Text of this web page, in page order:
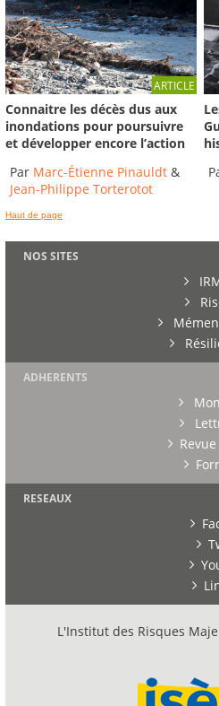
ARTICLE
Connaitre les décès dus aux
inondations pour poursuivre
et développer encore l’action
Par Marc-Étienne Pinauldt &
Jean-Philippe Torterotot
Haut de page
NOS SITES
ADHERENTS
RESEAUX
L'Institut des Risques